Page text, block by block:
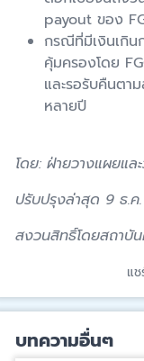
payout ของ
กรณีที่มีเงินเกิน
คุ้มครองโดย
และรอรับคืนตา
หลายปี
โดย: ฝ่ายวางแผยแ
ปรับปรุงล่าสุด 9 ธ.ค
สงวนสิทธิ์โดยสถาบั
แช
บทความอื่นๆ